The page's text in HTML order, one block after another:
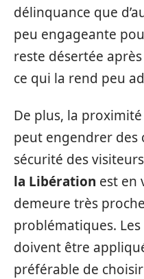
délinquance que
peu engageante
reste désertée
ce qui la rend peu
De plus, la
peut engendrer des
sécurité des
la Libération est en
demeure très
problématiques.
doivent être
préférable de